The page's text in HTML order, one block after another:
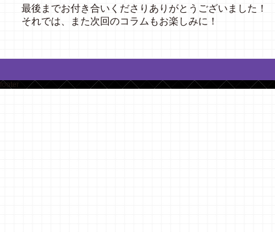
最後までお付き合いくださりありがとうございました！
それでは、また次回のコラムもお楽しみに！
footer